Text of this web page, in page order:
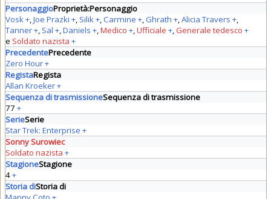
PersonaggioProprietà:Personaggio
Vosk+,Joe Prazki +, Silik+,Carmine +,Ghrath +,Alicia Travers +,
Tanner+, Sal +,Daniels +,Medico +,Ufficiale +,Generale tedesco +
e Soldato nazista +
PrecedentePrecedente
Zero Hour+
RegistaRegista
Allan Kroeker+
Sequenza di trasmissioneSequenza di trasmissione
77 +
SerieSerie
Star Trek: Enterprise +
Sonny Surowiec
Soldato nazista +
StagioneStagione
4+
Storia diStoria di